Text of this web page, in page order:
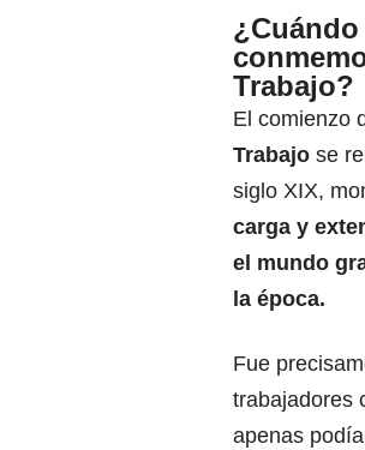
Trabajo?
El comienzo
Trabajo se
siglo XIX,
carga y
el mundo
la época.
Fue
trabajadores
apenas